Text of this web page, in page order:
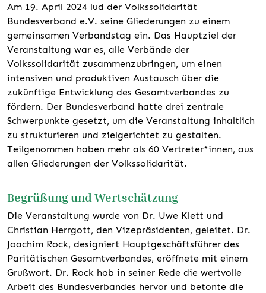
Am 19. April 2024 lud der Volkssolidarität
Bundesverband e.V. seine Gliederungen zu einem
gemeinsamen Verbandstag ein. Das Hauptziel der
Veranstaltung war es, alle Verbände der
Volkssolidarität zusammenzubringen, um einen
intensiven und produktiven Austausch über die
zukünftige Entwicklung des Gesamtverbandes zu
fördern. Der Bundesverband hatte drei zentrale
Schwerpunkte gesetzt, um die Veranstaltung inhaltlich
zu strukturieren und zielgerichtet zu gestalten.
Teilgenommen haben mehr als 60 Vertreter*innen, aus
allen Gliederungen der Volkssolidarität.
Begrüßung und Wertschätzung
Die Veranstaltung wurde von Dr. Uwe Klett und
Christian Herrgott, den Vizepräsidenten, geleitet. Dr.
Joachim Rock, designiert Hauptgeschäftsführer des
Paritätischen Gesamtverbandes, eröffnete mit einem
Grußwort. Dr. Rock hob in seiner Rede die wertvolle
Arbeit des Bundesverbandes hervor und betonte die